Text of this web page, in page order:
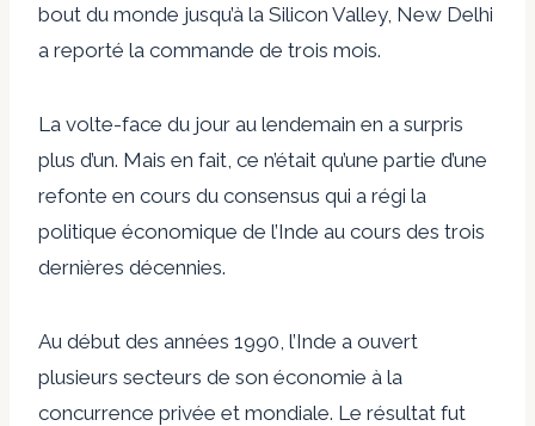
bout du monde jusqu’à la Silicon Valley, New Delhi
a reporté la commande de trois mois.
La volte-face du jour au lendemain en a surpris
plus d’un. Mais en fait, ce n’était qu’une partie d’une
refonte en cours du consensus qui a régi la
politique économique de l’Inde au cours des trois
dernières décennies.
Au début des années 1990, l’Inde a ouvert
plusieurs secteurs de son économie à la
concurrence privée et mondiale. Le résultat fut